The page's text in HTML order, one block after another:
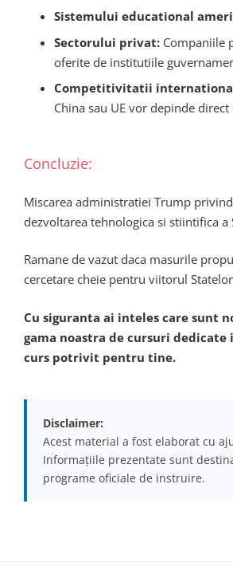
Sistemului educational
Sectorului privat: Companiile
oferite de institutiile
Competitivitatii
China sau UE vor depinde
Concluzie:
Miscarea administratiei Trump
dezvoltarea tehnologica si stiintifica
Ramane de vazut daca masurile
cercetare cheie pentru viitorul
Cu siguranta ai inteles care sunt
gama noastra de cursuri
curs potrivit pentru tine.
Disclaimer:
Acest material a fost elaborat cu
Informațiile prezentate sunt
programe oficiale de instruire.